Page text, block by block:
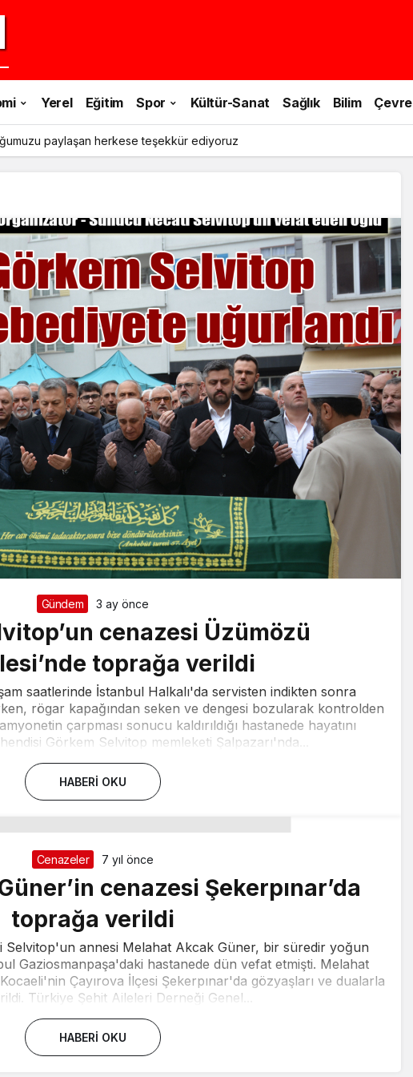
Yerel Eğitim Spor Kültür-Sanat Sağlık Bilim Çevre
paylaşan herkese teşekkür ediyoruz
Gündem 3 ay önce
cenazesi Üzümözü
toprağa verildi
saatlerinde İstanbul Halkalı'da servisten indikten sonra
rögar kapağından seken ve dengesi bozularak kontrolden
çarpması sonucu kaldırıldığı hastanede hayatını
Görkem Selvitop memleketi Şalpazarı'nda...
HABERI OKU
Cenazeler 7 yıl önce
cenazesi Şekerpınar’da
toprağa verildi
annesi Melahat Akcak Güner, bir süredir yoğun
Gaziosmanpaşa'daki hastanede dün vefat etmişti. Melahat
Çayırova İlçesi Şekerpınar'da gözyaşları ve dualarla
Türkiye Şehit Aileleri Derneği Genel...
HABERI OKU